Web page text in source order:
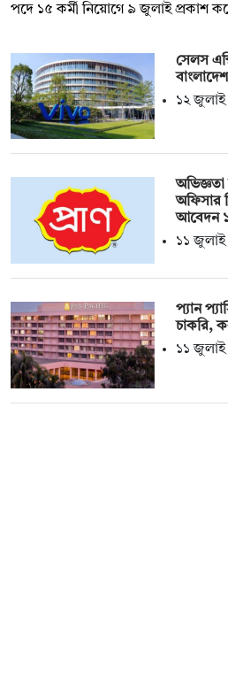
পদে ১৫ কর্মী নিয়োগে ৯ জুলাই প্রকাশ
সেলস
১২
অভিজ্ঞতা
অফিসার
আবেদন
১১
প্যান
চাকরি,
১১